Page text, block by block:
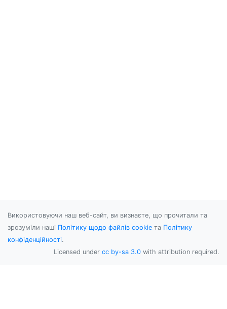
Використовуючи наш веб-сайт, ви визнаєте, що прочитали та
зрозуміли наші Політику щодо файлів cookie та Політику
конфіденційності.
Licensed under cc by-sa 3.0 with attribution required.